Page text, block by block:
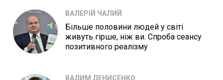
ВАЛЕРІЙ ЧАЛИЙ
Більше половини людей у світі
живуть гірше, ніж ви. Спроба сеансу
позитивного реалізму
ВАДИМ ДЕНИСЕНКО